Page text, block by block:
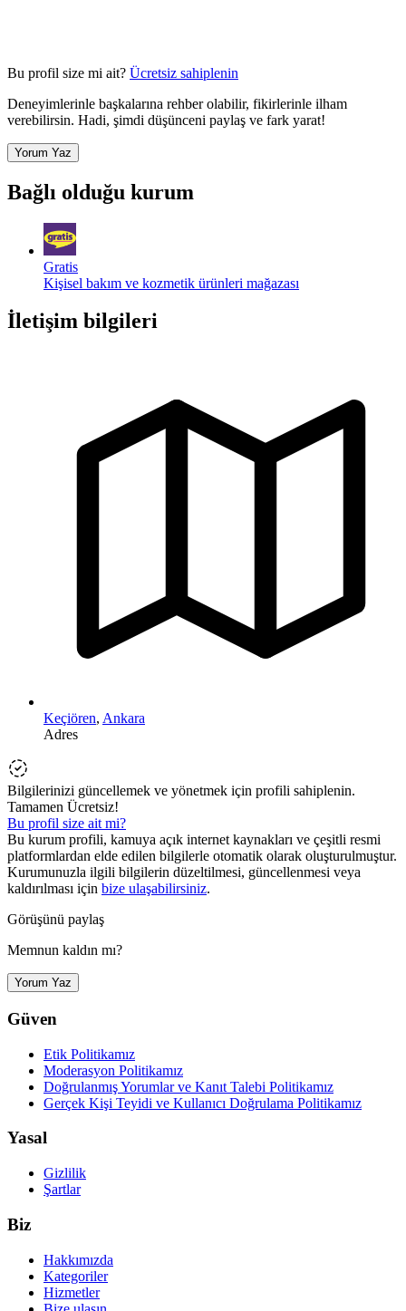
Bu profil size mi ait? Ücretsiz sahiplenin
Deneyimlerinle başkalarına rehber olabilir, fikirlerinle ilham
verebilirsin. Hadi, şimdi düşünceni paylaş ve fark yarat!
Yorum Yaz
Bağlı olduğu kurum
Gratis
Kişisel bakım ve kozmetik ürünleri mağazası
İletişim bilgileri
Keçiören, Ankara
Adres
Bilgilerinizi güncellemek ve yönetmek için profili sahiplenin.
Tamamen Ücretsiz!
Bu profil size ait mi?
Bu kurum profili, kamuya açık internet kaynakları ve çeşitli resmi
platformlardan elde edilen bilgilerle otomatik olarak oluşturulmuştur.
Kurumunuzla ilgili bilgilerin düzeltilmesi, güncellenmesi veya
kaldırılması için bize ulaşabilirsiniz.
Görüşünü paylaş
Memnun kaldın mı?
Yorum Yaz
Güven
Etik Politikamız
Moderasyon Politikamız
Doğrulanmış Yorumlar ve Kanıt Talebi Politikamız
Gerçek Kişi Teyidi ve Kullanıcı Doğrulama Politikamız
Yasal
Gizlilik
Şartlar
Biz
Hakkımızda
Kategoriler
Hizmetler